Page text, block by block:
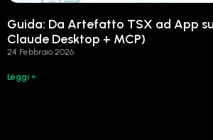
Guida: Da Artefatto TSX ad App
Claude Desktop + MCP)
24 Febbraio 2026
Leggi »